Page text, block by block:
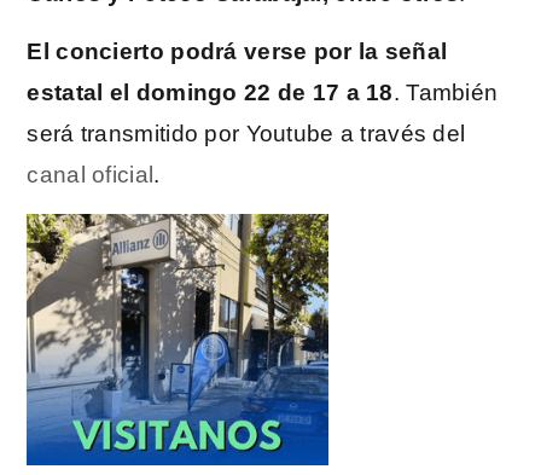
El concierto podrá verse por la señal
estatal el domingo 22 de 17 a 18. También
será transmitido por Youtube a través del
canal oficial .